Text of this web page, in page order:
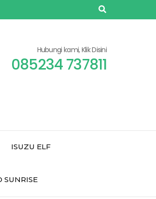
Hubungi kami, Klik Disini
085234 737811
ISUZU ELF
SUNRISE